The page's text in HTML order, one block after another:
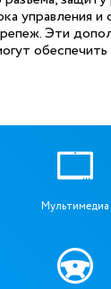
управления и
Эти
Мультимедиа